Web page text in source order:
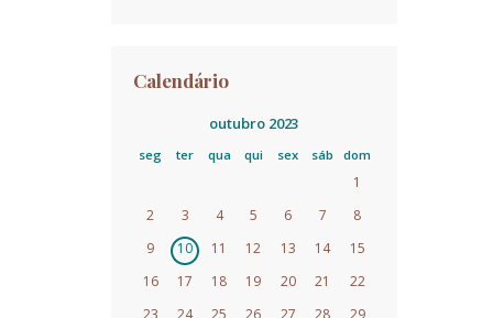
Calendário
outubro 2023
seg ter qua qui sex sáb dom
1
2
3 4 5 6 7
8
9
10 11 12 13 14
15
16
17 18 19 20 21
22